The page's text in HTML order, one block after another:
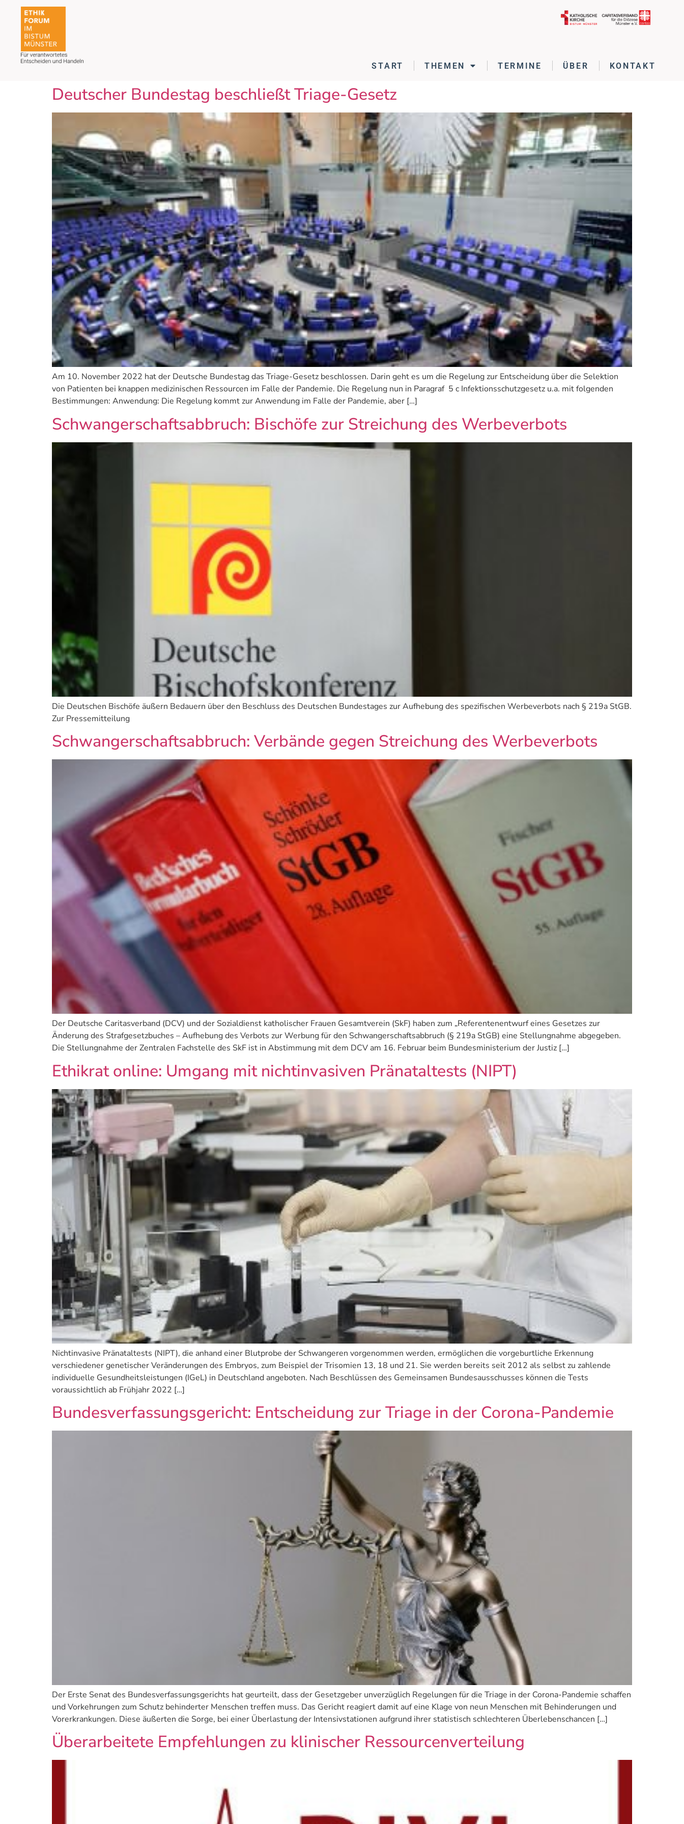
START THEMEN TERMINE ÜBER KONTAKT
Deutscher Bundestag beschließt Triage-Gesetz
Am 10. November 2022 hat der Deutsche Bundestag das Triage-Gesetz beschlossen. Darin geht es um die Regelung zur Entscheidung über die Selektion
von Patienten bei knappen medizinischen Ressourcen im Falle der Pandemie. Die Regelung nun in Paragraf 5 c Infektionsschutzgesetz u.a. mit folgenden
Bestimmungen: Anwendung: Die Regelung kommt zur Anwendung im Falle der Pandemie, aber […]
Schwangerschaftsabbruch: Bischöfe zur Streichung des Werbeverbots
Die Deutschen Bischöfe äußern Bedauern über den Beschluss des Deutschen Bundestages zur Aufhebung des spezifischen Werbeverbots nach § 219a StGB.
Zur Pressemitteilung
Schwangerschaftsabbruch: Verbände gegen Streichung des Werbeverbots
Der Deutsche Caritasverband (DCV) und der Sozialdienst katholischer Frauen Gesamtverein (SkF) haben zum „Referentenentwurf eines Gesetzes zur
Änderung des Strafgesetzbuches – Aufhebung des Verbots zur Werbung für den Schwangerschaftsabbruch (§ 219a StGB) eine Stellungnahme abgegeben.
Die Stellungnahme der Zentralen Fachstelle des SkF ist in Abstimmung mit dem DCV am 16. Februar beim Bundesministerium der Justiz […]
Ethikrat online: Umgang mit nichtinvasiven Pränataltests (NIPT)
Nichtinvasive Pränataltests (NIPT), die anhand einer Blutprobe der Schwangeren vorgenommen werden, ermöglichen die vorgeburtliche Erkennung
verschiedener genetischer Veränderungen des Embryos, zum Beispiel der Trisomien 13, 18 und 21. Sie werden bereits seit 2012 als selbst zu zahlende
individuelle Gesundheitsleistungen (IGeL) in Deutschland angeboten. Nach Beschlüssen des Gemeinsamen Bundesausschusses können die Tests
voraussichtlich ab Frühjahr 2022 […]
Bundesverfassungsgericht: Entscheidung zur Triage in der Corona-Pandemie
Der Erste Senat des Bundesverfassungsgerichts hat geurteilt, dass der Gesetzgeber unverzüglich Regelungen für die Triage in der Corona-Pandemie schaffen
und Vorkehrungen zum Schutz behinderter Menschen treffen muss. Das Gericht reagiert damit auf eine Klage von neun Menschen mit Behinderungen und
Vorerkrankungen. Diese äußerten die Sorge, bei einer Überlastung der Intensivstationen aufgrund ihrer statistisch schlechteren Überlebenschancen […]
Überarbeitete Empfehlungen zu klinischer Ressourcenverteilung